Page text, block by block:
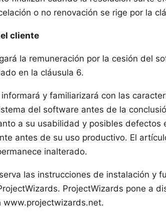
o no renovación se rige por la
cliente
la remuneración por la cesión del
en la cláusula 6.
y familiarizará con las
del software antes de la
a su usabilidad y posibles defectos
antes de su uso productivo. El
inalterado.
las instrucciones de instalación y
ProjectWizards pone a
www.projectwizards.net.